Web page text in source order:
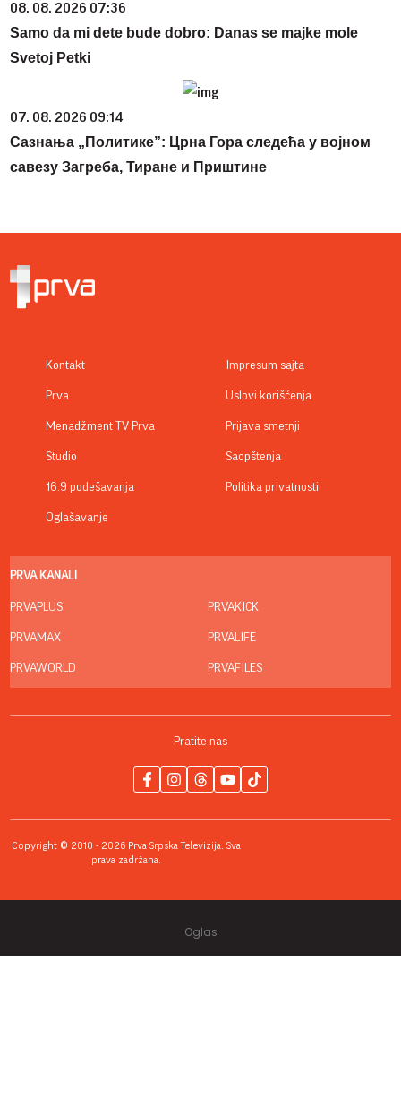
08. 08. 2026 07:36
Samo da mi dete bude dobro: Danas se majke mole
Svetoj Petki
07. 08. 2026 09:14
Сазнања „Политике”: Црна Гора следећа у војном
савезу Загреба, Тиране и Приштине
Kontakt
Prva
Menadžment TV Prva
Studio
16:9 podešavanja
Oglašavanje
Impresum sajta
Uslovi korišćenja
Prijava smetnji
Saopštenja
Politika privatnosti
PRVA KANALI
PRVAPLUS
PRVAMAX
PRVAWORLD
PRVAKICK
PRVALIFE
PRVAFILES
Pratite nas
Copyright © 2010 - 2026 Prva Srpska Televizija. Sva
prava zadržana.